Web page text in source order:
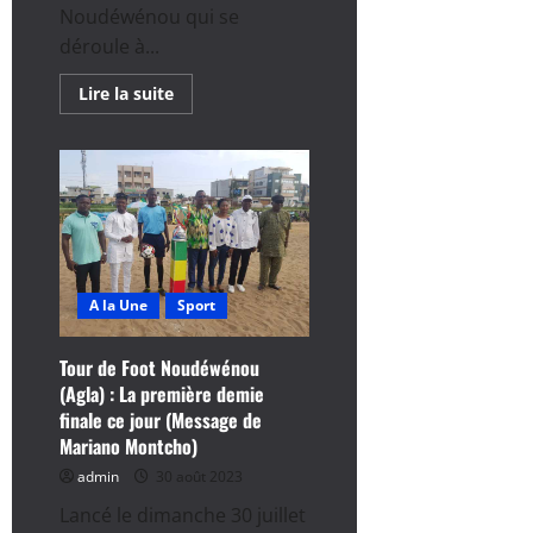
Noudéwénou qui se
déroule à...
Lire la suiteEn
savoir
Noudéwénou
(Agla)
:
Espoir
d’Abomey-
Calavi,
premier
finaliste
A la Une Sport
Tour de Foot Noudéwénou
(Agla) : La première demie
finale ce jour (Message de
Mariano Montcho)
admin 30 août 2023
Lancé le dimanche 30 juillet